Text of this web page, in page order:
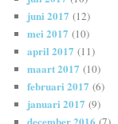
juni 2017 (12)
mei 2017 (10)
april 2017 (11)
maart 2017 (10)
februari 2017 (6)
januari 2017 (9)
december 2016